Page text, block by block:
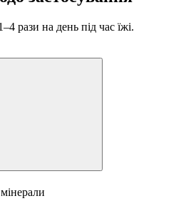
рази на день під час їжі.